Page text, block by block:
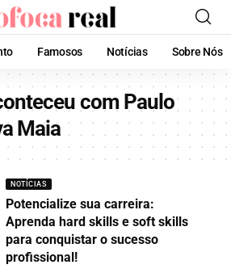
Famosos Notícias Sobre Nós
com Paulo
Maia
NOTÍCIAS
Potencialize sua carreira:
Aprenda hard skills e soft skills
para conquistar o sucesso
profissional!